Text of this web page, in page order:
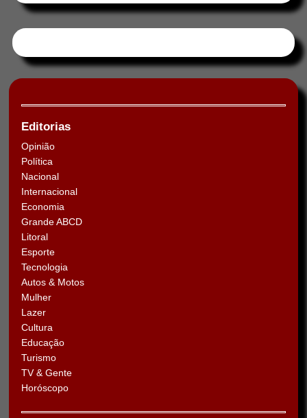
Editorias
Opinião
Política
Nacional
Internacional
Economia
Grande ABCD
Litoral
Esporte
Tecnologia
Autos & Motos
Mulher
Lazer
Cultura
Educação
Turismo
TV & Gente
Horóscopo